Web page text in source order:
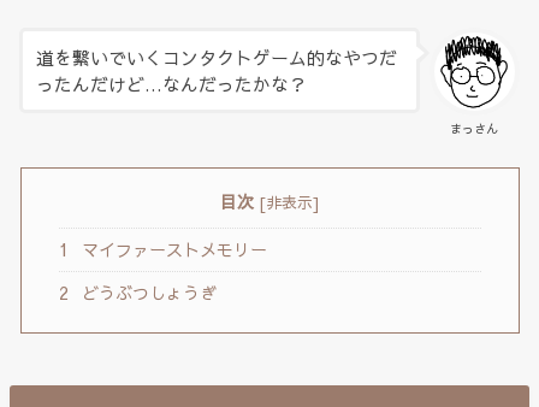
まっさん
道を繋いでいくコンタクトゲーム的なやつだ
ったんだけど…なんだったかな？
目次 [非表示]
1
マイファーストメモリー
2
どうぶつしょうぎ